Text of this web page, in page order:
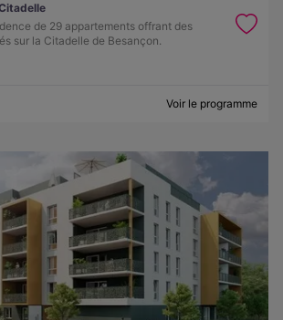
de 29 appartements offrant des
sur la Citadelle de Besançon.
Voir le programme